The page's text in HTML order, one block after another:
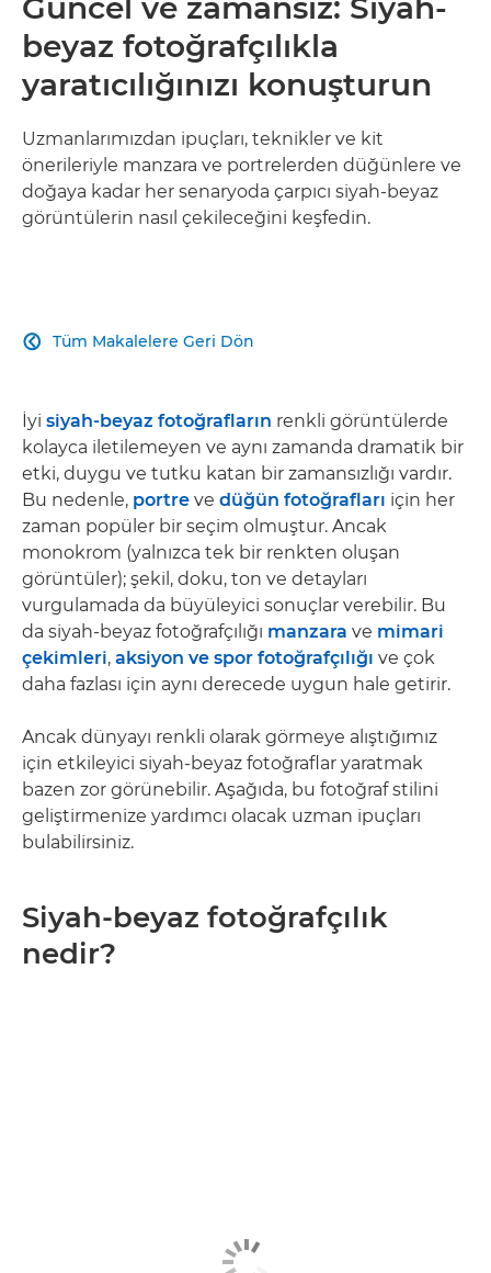
Güncel ve zamansız: Siyah-
beyaz fotoğrafçılıkla
yaratıcılığınızı konuşturun
Uzmanlarımızdan ipuçları, teknikler ve kit
önerileriyle manzara ve portrelerden düğünlere ve
doğaya kadar her senaryoda çarpıcı siyah-beyaz
görüntülerin nasıl çekileceğini keşfedin.
Tüm Makalelere Geri Dön

İyi siyah-beyaz fotoğrafların renkli görüntülerde
kolayca iletilemeyen ve aynı zamanda dramatik bir
etki, duygu ve tutku katan bir zamansızlığı vardır.
Bu nedenle, portre ve düğün fotoğrafları için her
zaman popüler bir seçim olmuştur. Ancak
monokrom (yalnızca tek bir renkten oluşan
görüntüler); şekil, doku, ton ve detayları
vurgulamada da büyüleyici sonuçlar verebilir. Bu
da siyah-beyaz fotoğrafçılığı manzara ve mimari
çekimleri, aksiyon ve spor fotoğrafçılığı ve çok
daha fazlası için aynı derecede uygun hale getirir.
Ancak dünyayı renkli olarak görmeye alıştığımız
için etkileyici siyah-beyaz fotoğraflar yaratmak
bazen zor görünebilir. Aşağıda, bu fotoğraf stilini
geliştirmenize yardımcı olacak uzman ipuçları
bulabilirsiniz.
Siyah-beyaz fotoğrafçılık
nedir?